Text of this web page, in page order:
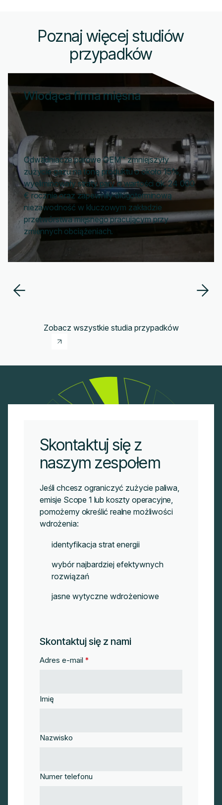
Poznaj więcej studiów
przypadków
Wiodąca firma mięsna
Odwadniacze parowe GEM™ zmniejszyły
zużycie gazu na tonę produktu o około 15%,
wyeliminowały straty pary o wartości ok. 24 000
€ rocznie oraz zapewniły długoterminową
niezawodność w kluczowym zakładzie
przetwórstwa mięsnego pracującym przy
zmiennych obciążeniach.
Zobacz wszystkie studia przypadków
Skontaktuj się z
naszym zespołem
Jeśli chcesz ograniczyć zużycie paliwa,
emisje Scope 1 lub koszty operacyjne,
pomożemy określić realne możliwości
wdrożenia:
identyfikacja strat energii
wybór najbardziej efektywnych
rozwiązań
jasne wytyczne wdrożeniowe
Skontaktuj się z nami
Adres e-mail *
Imię
Nazwisko
Numer telefonu